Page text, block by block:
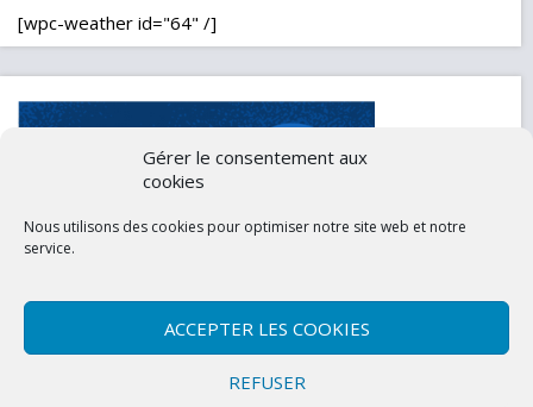
Gérer le consentement aux
cookies
Nous utilisons des cookies pour optimiser notre site web et notre
service.
ACCEPTER LES COOKIES
REFUSER
[wpc-weather id="64" /]
Politique de confidentialité (UE)